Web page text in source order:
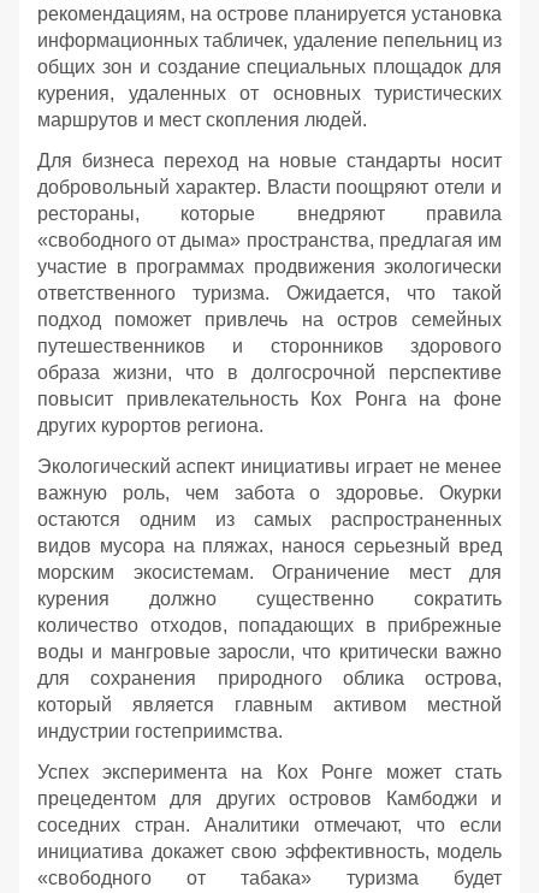
рекомендациям, на острове планируется установка
информационных табличек, удаление пепельниц из
общих зон и создание специальных площадок для
курения, удаленных от основных туристических
маршрутов и мест скопления людей.
Для бизнеса переход на новые стандарты носит
добровольный характер. Власти поощряют отели и
рестораны, которые внедряют правила
«свободного от дыма» пространства, предлагая им
участие в программах продвижения экологически
ответственного туризма. Ожидается, что такой
подход поможет привлечь на остров семейных
путешественников и сторонников здорового
образа жизни, что в долгосрочной перспективе
повысит привлекательность Кох Ронга на фоне
других курортов региона.
Экологический аспект инициативы играет не менее
важную роль, чем забота о здоровье. Окурки
остаются одним из самых распространенных
видов мусора на пляжах, нанося серьезный вред
морским экосистемам. Ограничение мест для
курения должно существенно сократить
количество отходов, попадающих в прибрежные
воды и мангровые заросли, что критически важно
для сохранения природного облика острова,
который является главным активом местной
индустрии гостеприимства.
Успех эксперимента на Кох Ронге может стать
прецедентом для других островов Камбоджи и
соседних стран. Аналитики отмечают, что если
инициатива докажет свою эффективность, модель
«свободного от табака» туризма будет